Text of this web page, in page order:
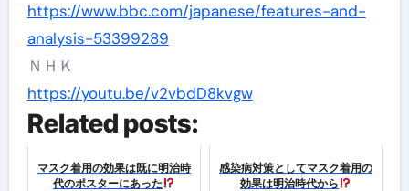
https://www.bbc.com/japanese/features-and-
analysis-53399289
ＮＨＫ
https://youtu.be/v2vbdD8kvgw
Related posts:
マスク着用の効果は既に明治時
代のポスターにあった
感染病対策としてマスク着用の
効果は明治時代から